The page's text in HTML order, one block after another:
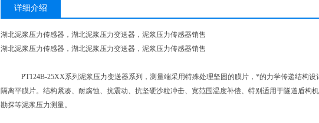
详细介绍
湖北泥浆压力传感器，湖北泥浆压力变送器，泥浆压力传感器销售
湖北泥浆压力传感器，湖北泥浆压力变送器，泥浆压力传感器销售
PT124B-25XX系列泥浆压力变送器系列，测量端采用特殊处理坚固的膜片，*的力学传递结构
隔离平膜片。结构紧凑、耐腐蚀、抗震动、抗坚硬沙粒冲击、宽范围温度补偿、特别适用于隧道盾构
勘探等泥浆压力测量。